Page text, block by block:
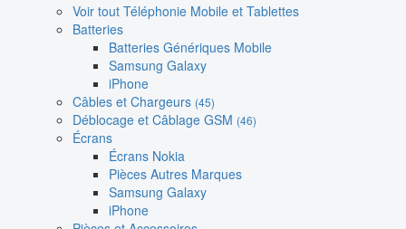
Voir tout Téléphonie Mobile et Tablettes
Batteries
Batteries Génériques Mobile
Samsung Galaxy
iPhone
Câbles et Chargeurs (45)
Déblocage et Câblage GSM (46)
Écrans
Écrans Nokia
Pièces Autres Marques
Samsung Galaxy
iPhone